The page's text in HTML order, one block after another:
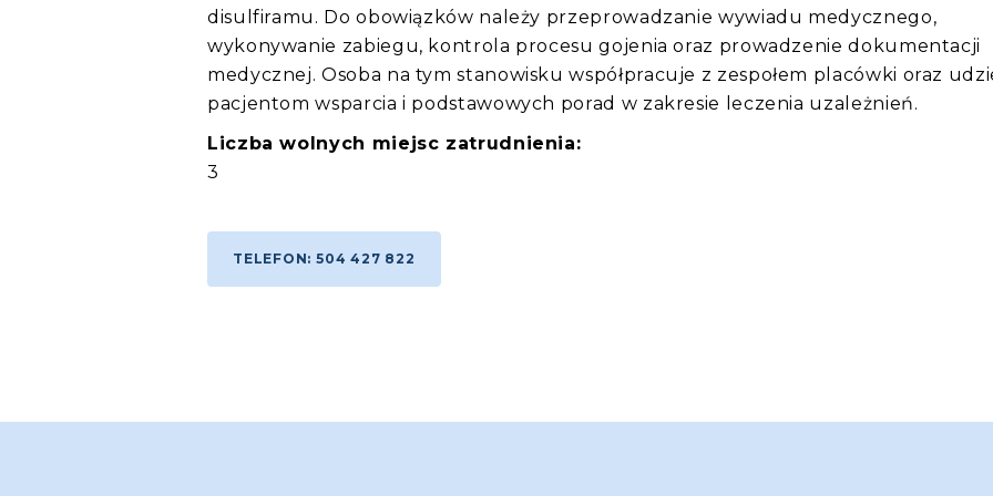
disulfiramu. Do obowiązków należy przeprowadzanie wywiadu medycznego,
wykonywanie zabiegu, kontrola procesu gojenia oraz prowadzenie dokumentacji
medycznej. Osoba na tym stanowisku współpracuje z zespołem placówki oraz
pacjentom wsparcia i podstawowych porad w zakresie leczenia uzależnień.
Liczba wolnych miejsc zatrudnienia:
3
TELEFON: 504 427 822